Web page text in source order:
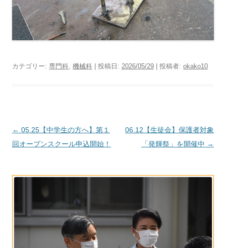
カテゴリー: 専門科, 機械科 | 投稿日: 2026/05/29 投稿者: okako10
投
稿
シ
ョ
← 05.25【中学生の方へ】第１
回オープンスクール申込開始！
06.12【生徒会】保護者対象
「発輝祭」を開催中 →